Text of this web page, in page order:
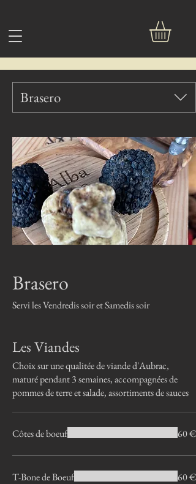
Brasero
Brasero
Servi les Vendredis soir et Samedis soir
Les Viandes
Choix sur une qualitée de viande d'Aubrac,
maturé pendant 3 semaines, accompagnées de
pommes de terre et salade, assortiments de sauces
Côtes de boeuf 60 €
T-Bone de Boeuf 60 €